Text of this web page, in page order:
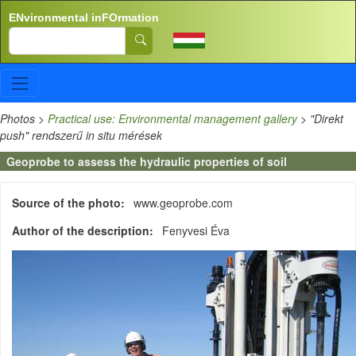
ENvironmental inFOrmation
Search
Photos > Practical use: Environmental management gallery> "Direkt
push" rendszerű in situ mérések
Geoprobe to assess the hydraulic properties of soil
Source of the photo
www.geoprobe.com
Author of the description
Fenyvesi Éva